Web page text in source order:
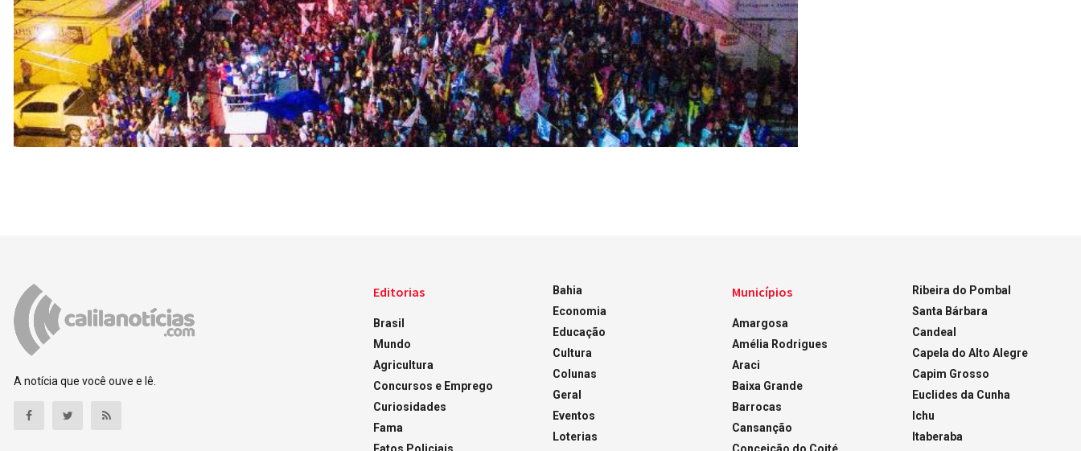
A notícia que você ouve e lê.
Editorias
Brasil
Mundo
Agricultura
Concursos e Emprego
Curiosidades
Fama
Bahia
Economia
Educação
Cultura
Colunas
Geral
Eventos
Loterias
Municípios
Amargosa
Amélia Rodrigues
Araci
Baixa Grande
Barrocas
Cansanção
Ribeira do Pombal
Santa Bárbara
Candeal
Capela do Alto Alegre
Capim Grosso
Euclides da Cunha
Ichu
Itaberaba